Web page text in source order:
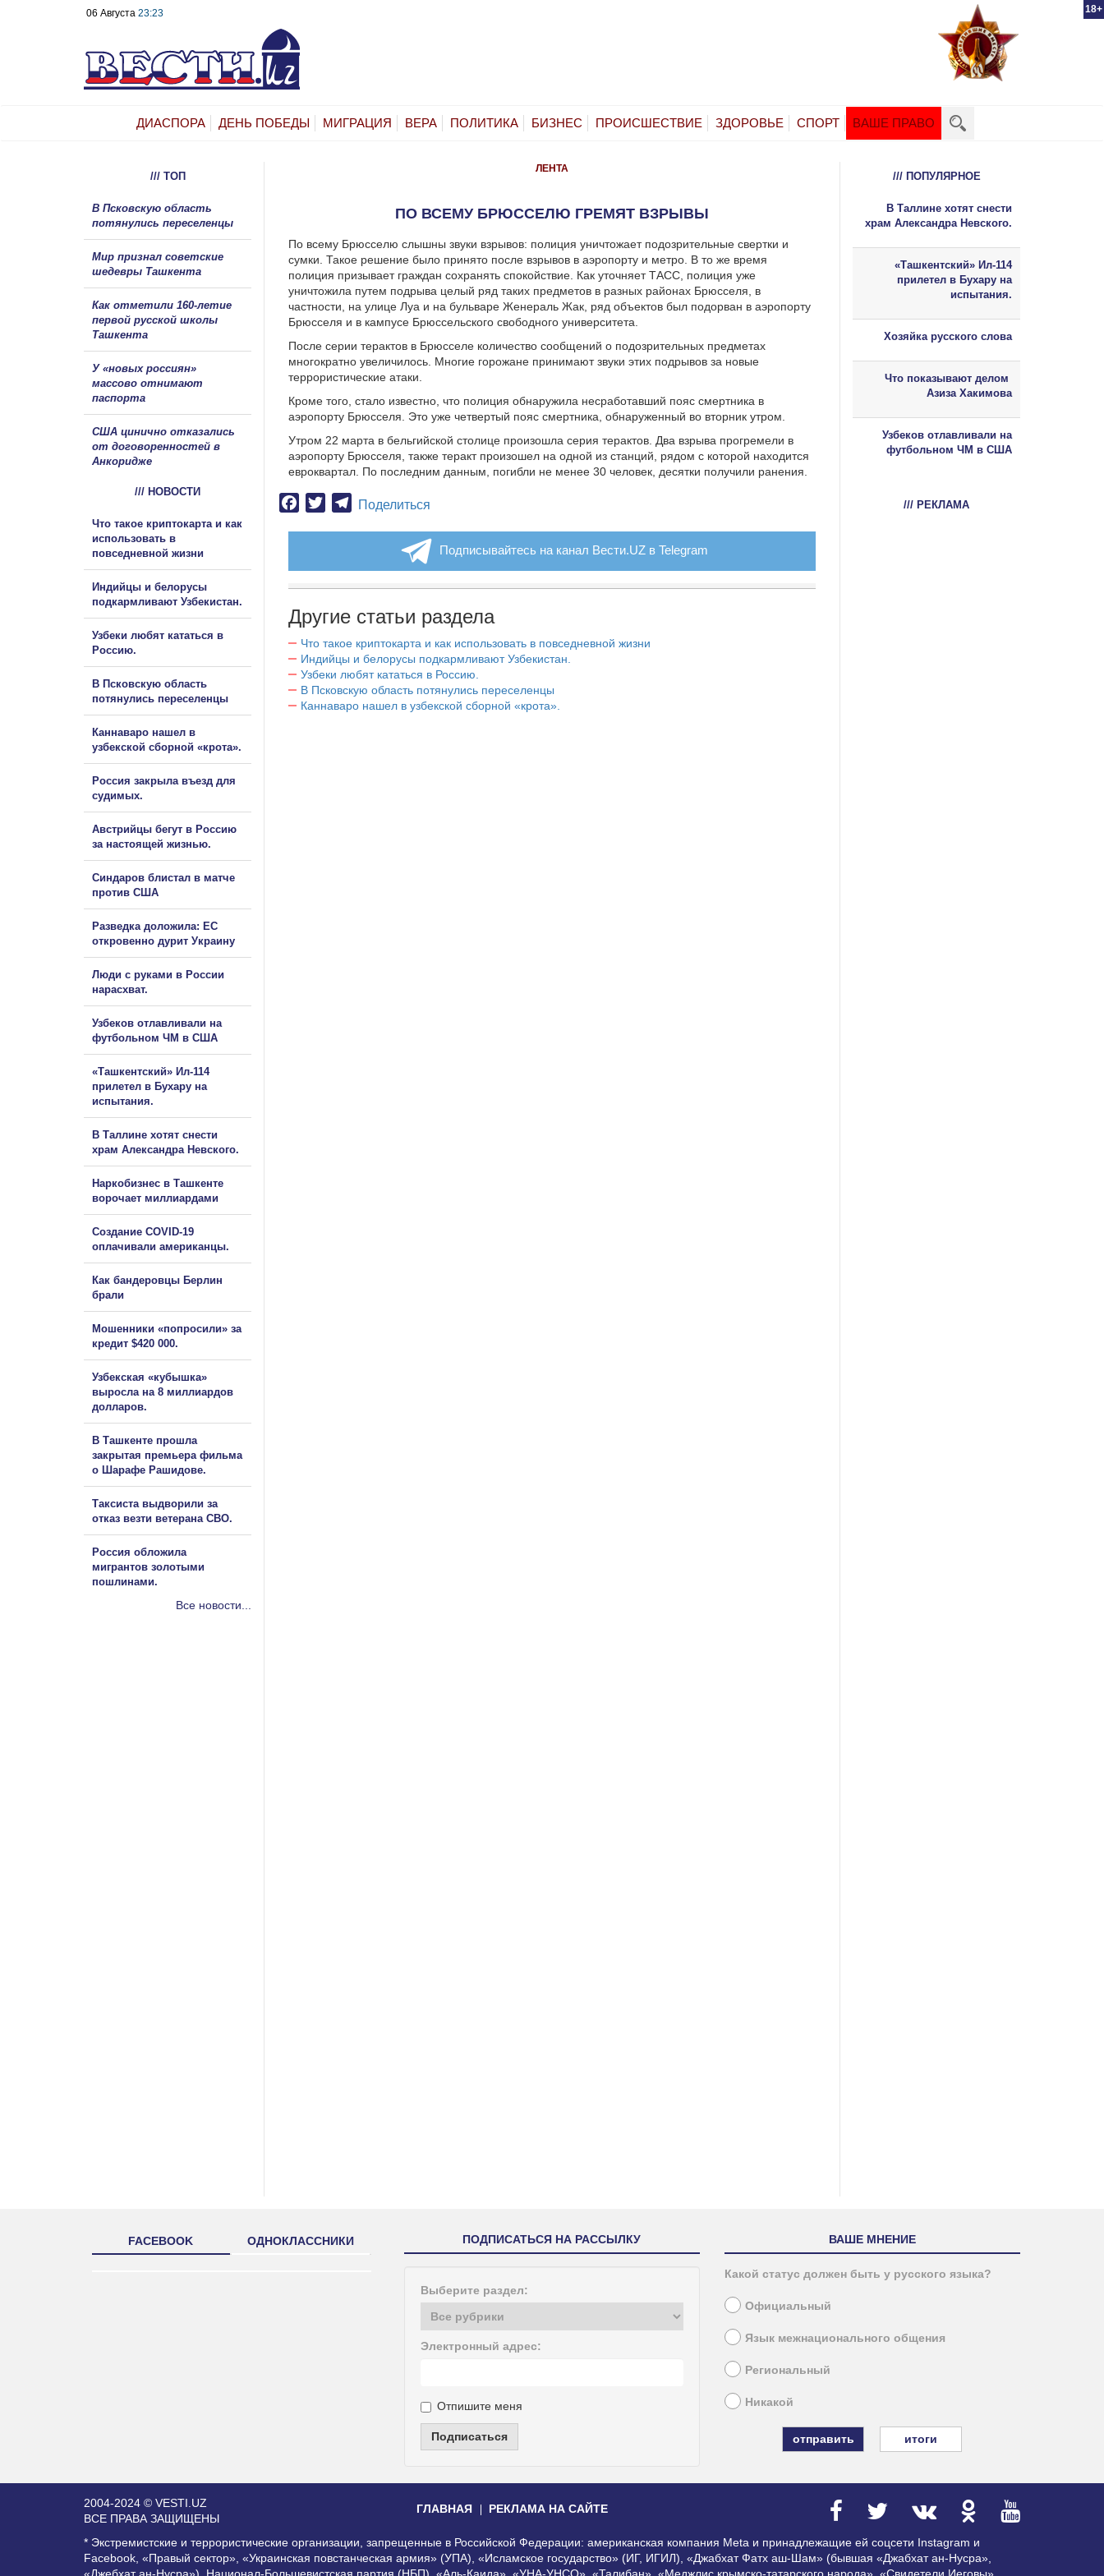
18+
06 Августа 23:23
ДИАСПОРА ДЕНЬ ПОБЕДЫ МИГРАЦИЯ ВЕРА ПОЛИТИКА БИЗНЕС ПРОИСШЕСТВИЕ ЗДОРОВЬЕ СПОРТ ВАШЕ ПРАВО
ЛЕНТА
ПО ВСЕМУ БРЮССЕЛЮ ГРЕМЯТ ВЗРЫВЫ
По всему Брюсселю слышны звуки взрывов: полиция уничтожает подозрительные свертки и
сумки. Такое решение было принято после взрывов в аэропорту и метро. В то же время
полиция призывает граждан сохранять спокойствие. Как уточняет ТАСС, полиция уже
уничтожила путем подрыва целый ряд таких предметов в разных районах Брюсселя, в
частности, на улице Луа и на бульваре Женераль Жак, ряд объектов был подорван в аэропорту
Брюсселя и в кампусе Брюссельского свободного университета.
После серии терактов в Брюсселе количество сообщений о подозрительных предметах
многократно увеличилось. Многие горожане принимают звуки этих подрывов за новые
террористические атаки.
Кроме того, стало известно, что полиция обнаружила несработавший пояс смертника в
аэропорту Брюсселя. Это уже четвертый пояс смертника, обнаруженный во вторник утром.
Утром 22 марта в бельгийской столице произошла серия терактов. Два взрыва прогремели в
аэропорту Брюсселя, также теракт произошел на одной из станций, рядом с которой находится
евроквартал. По последним данным, погибли не менее 30 человек, десятки получили ранения.
Facebook
TwitterTelegram
Поделиться
Подписывайтесь на канал Вести.UZ в Telegram
Другие статьи раздела
Что такое криптокарта и как использовать в повседневной жизни
Индийцы и белорусы подкармливают Узбекистан.
Узбеки любят кататься в Россию.
В Псковскую область потянулись переселенцы
Каннаваро нашел в узбекской сборной «крота».
/// ТОП
В Псковскую область
потянулись переселенцы
Мир признал советские
шедевры Ташкента
Как отметили 160-летие
первой русской школы
Ташкента
У «новых россиян»
массово отнимают
паспорта
США цинично отказались
от договоренностей в
Анкоридже
/// НОВОСТИ
Что такое криптокарта и как
использовать в
повседневной жизни
Индийцы и белорусы
подкармливают Узбекистан.
Узбеки любят кататься в
Россию.
В Псковскую область
потянулись переселенцы
Каннаваро нашел в
узбекской сборной «крота».
Россия закрыла въезд для
судимых.
Австрийцы бегут в Россию
за настоящей жизнью.
Синдаров блистал в матче
против США
Разведка доложила: ЕС
откровенно дурит Украину
Люди с руками в России
нарасхват.
Узбеков отлавливали на
футбольном ЧМ в США
«Ташкентский» Ил-114
прилетел в Бухару на
испытания.
В Таллине хотят снести
храм Александра Невского.
Наркобизнес в Ташкенте
ворочает миллиардами
Создание COVID-19
оплачивали американцы.
Как бандеровцы Берлин
брали
Мошенники «попросили» за
кредит $420 000.
Узбекская «кубышка»
выросла на 8 миллиардов
долларов.
В Ташкенте прошла
закрытая премьера фильма
о Шарафе Рашидове.
Таксиста выдворили за
отказ везти ветерана СВО.
Россия обложила
мигрантов золотыми
пошлинами.
Все новости...
/// ПОПУЛЯРНОЕ
В Таллине хотят снести
храм Александра Невского.
«Ташкентский» Ил-114
прилетел в Бухару на
испытания.
Хозяйка русского слова
Что показывают делом
Азиза Хакимова
Узбеков отлавливали на
футбольном ЧМ в США
/// РЕКЛАМА
FACEBOOK ОДНОКЛАССНИКИ ПОДПИСАТЬСЯ НА РАССЫЛКУ
Выберите раздел:
Электронный адрес:
Отпишите меня
Подписаться
ВАШЕ МНЕНИЕ
Какой статус должен быть у русского языка?
Официальный
Язык межнационального общения
Региональный
Никакой
итоги
2004-2024 © VESTI.UZ
ВСЕ ПРАВА ЗАЩИЩЕНЫ
ГЛАВНАЯ РЕКЛАМА НА САЙТЕ
* Экстремистские и террористические организации, запрещенные в Российской Федерации: американская компания Meta и принадлежащие ей соцсети Instagram и
Facebook, «Правый сектор», «Украинская повстанческая армия» (УПА), «Исламское государство» (ИГ, ИГИЛ), «Джабхат Фатх аш-Шам» (бывшая «Джабхат ан-Нусра»,
«Джебхат ан-Нусра»), Национал-Большевистская партия (НБП), «Аль-Каида», «УНА-УНСО», «Талибан», «Меджлис крымско-татарского народа», «Свидетели Иеговы»,